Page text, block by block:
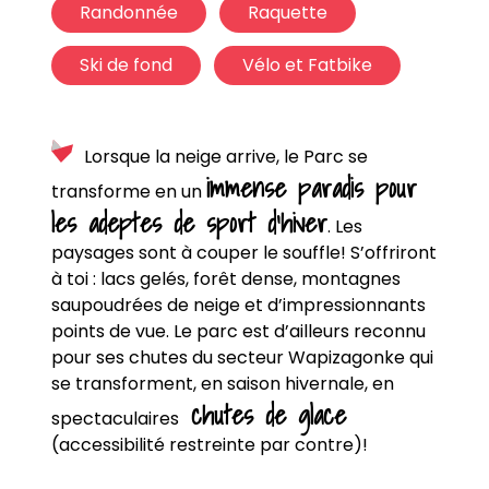
Randonnée Raquette
Ski de fond Vélo et Fatbike
Lorsque la neige arrive, le Parc se
transforme en unimmense paradis pour
les adeptes de sport d’hiver. Les
paysages sont à couper le souffle! S’offriront
à toi : lacs gelés, forêt dense, montagnes
saupoudrées de neige et d’impressionnants
points de vue. Le parc est d’ailleurs reconnu
pour ses chutes du secteur Wapizagonke qui
se transforment, en saison hivernale, en
spectaculaireschutes de glace
(accessibilité restreinte par contre)!